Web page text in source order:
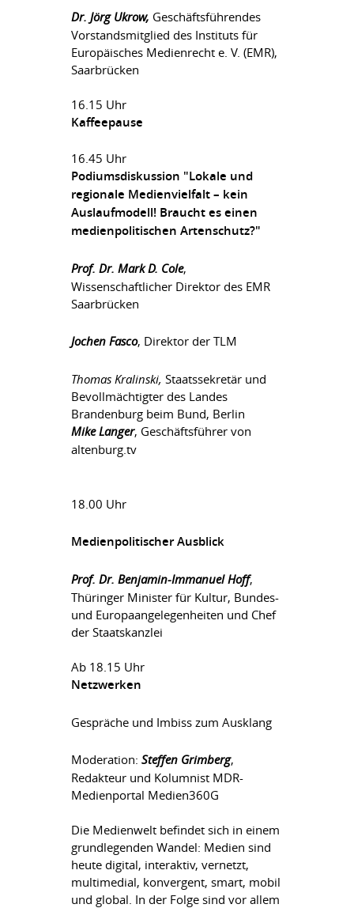
Dr. Jörg Ukrow, Geschäftsführendes
Vorstandsmitglied des Instituts für
Europäisches Medienrecht e. V. (EMR),
Saarbrücken
16.15 Uhr
Kaffeepause
16.45 Uhr
Podiumsdiskussion "Lokale und
regionale Medienvielfalt – kein
Auslaufmodell! Braucht es einen
medienpolitischen Artenschutz?"
Prof. Dr. Mark D. Cole,
Wissenschaftlicher Direktor des EMR
Saarbrücken
Jochen Fasco, Direktor der TLM
Thomas Kralinski, Staatssekretär und
Bevollmächtigter des Landes
Brandenburg beim Bund, Berlin
Mike Langer, Geschäftsführer von
altenburg.tv
18.00 Uhr
Medienpolitischer Ausblick
Prof. Dr. Benjamin-Immanuel Hoff,
Thüringer Minister für Kultur, Bundes-
und Europaangelegenheiten und Chef
der Staatskanzlei
Ab 18.15 Uhr
Netzwerken
Gespräche und Imbiss zum Ausklang
Moderation: Steffen Grimberg,
Redakteur und Kolumnist MDR-
Medienportal Medien360G
Die Medienwelt befindet sich in einem
grundlegenden Wandel: Medien sind
heute digital, interaktiv, vernetzt,
multimedial, konvergent, smart, mobil
und global. In der Folge sind vor allem